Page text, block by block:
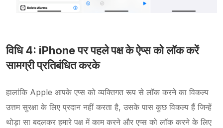
विधि 4: iPhone पर पहले पक्ष के ऐप्स को लॉक करें
सामग्री प्रतिबंधित करके
हालांकि Apple आपके एप्स को व्यक्तिगत रूप से लॉक करने का विकल्प
उत्तम सुरक्षा के लिए प्रदान नहीं करता है, उसके पास कुछ विकल्प हैं जिन्हें
थोड़ा सा बदलकर हमारे पक्ष में काम करने और एप्स को लॉक करने के लिए